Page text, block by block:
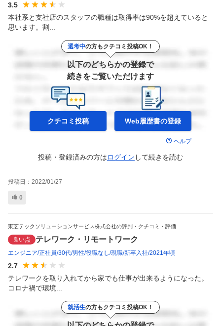
3.5
本社系と支社店のスタッフの職種は取得率は90%を超えていると
思います。割...
選考中の方もクチコミ投稿OK！
以下のどちらかの登録で
続きをご覧いただけます
クチコミ投稿 Web履歴書の登録
ヘルプ
投稿・登録済みの方はログイン して続きを読む
投稿日： 2022/01/27
0
東芝テックソリューションサービス株式会社の評判・クチコミ・評価
良い点 テレワーク・リモートワーク
エンジニア 正社員 30代 男性 役職なし 現職 新卒入社 2021年頃
2.7
テレワークを取り入れてから家でも仕事が出来るようになった。
コロナ禍で環境...
就活生の方もクチコミ投稿OK！